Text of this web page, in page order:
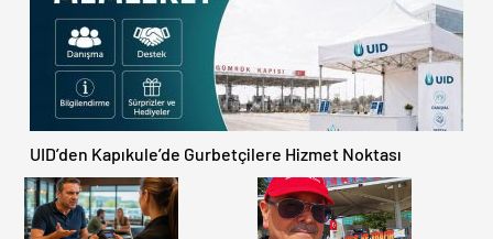
UID’den Kapıkule’de Gurbetçilere Hizmet Noktası